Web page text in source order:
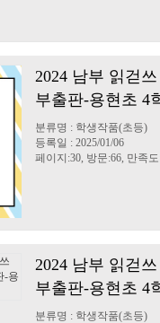
2024 남부 읽걷
부출판-용현초 4
분류명 : 학생작품(초등)
등록일 : 2025/01/06
페이지:30, 방문:66, 만족
2024 남부 읽걷
부출판-용현초 4
분류명 : 학생작품(초등)